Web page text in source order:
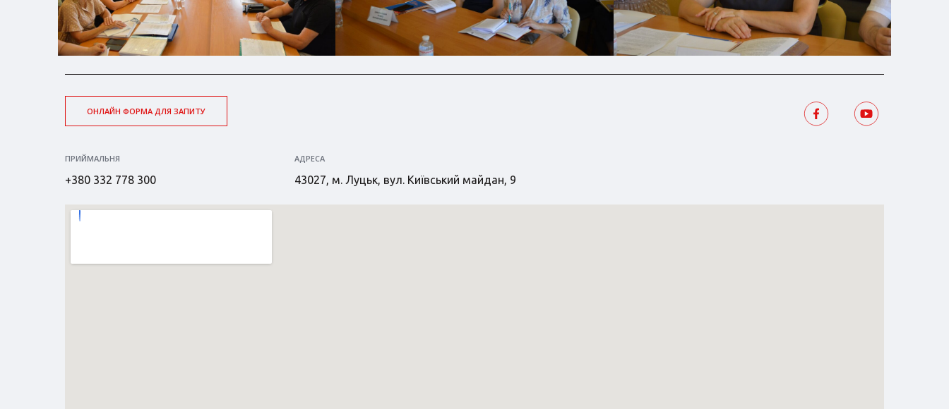
ОНЛАЙН ФОРМА ДЛЯ ЗАПИТУ
ПРИЙМАЛЬНЯ
+380 332 778 300
АДРЕСА
43027, м. Луцьк, вул. Київський майдан, 9